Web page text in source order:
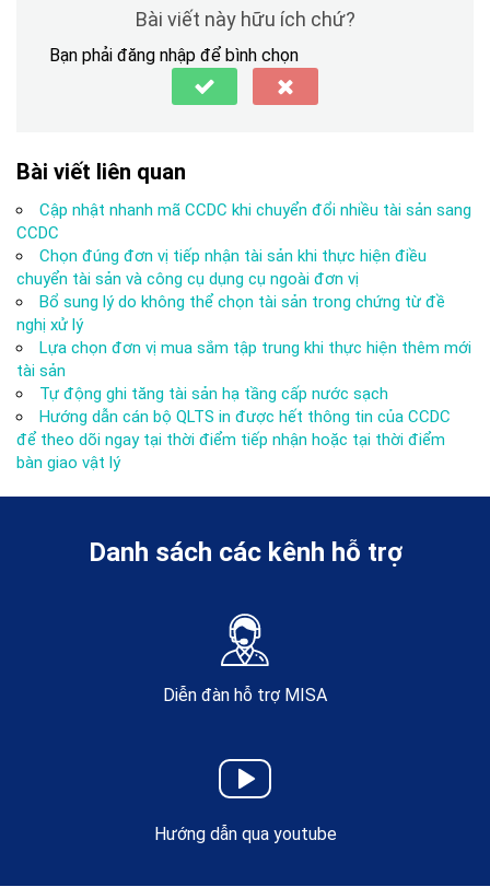
Bài viết này hữu ích chứ?
Bạn phải đăng nhập để bình chọn
Bài viết liên quan
Cập nhật nhanh mã CCDC khi chuyển đổi nhiều tài sản sang
CCDC
Chọn đúng đơn vị tiếp nhận tài sản khi thực hiện điều
chuyển tài sản và công cụ dụng cụ ngoài đơn vị
Bổ sung lý do không thể chọn tài sản trong chứng từ đề
nghị xử lý
Lựa chọn đơn vị mua sắm tập trung khi thực hiện thêm mới
tài sản
Tự động ghi tăng tài sản hạ tầng cấp nước sạch
Hướng dẫn cán bộ QLTS in được hết thông tin của CCDC
để theo dõi ngay tại thời điểm tiếp nhận hoặc tại thời điểm
bàn giao vật lý
Danh sách các kênh hỗ trợ
Diễn đàn hỗ trợ MISA
Hướng dẫn qua youtube